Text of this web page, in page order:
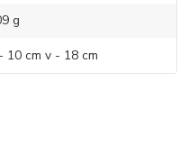
g
10 cm v - 18 cm